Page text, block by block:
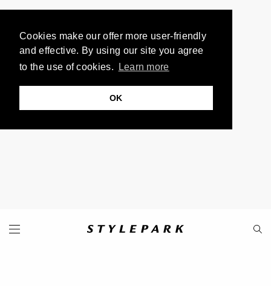
Cookies make our offer more user-friendly
and effective. By using our site you agree
to the use of cookies.
Learn more
OK